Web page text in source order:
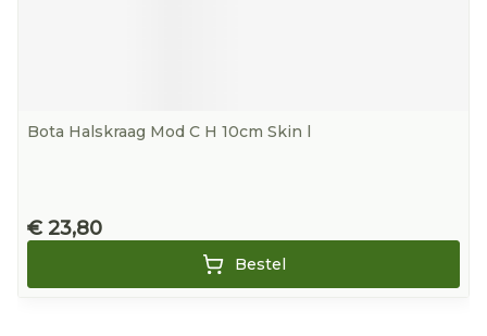
Bota Halskraag Mod C H 10cm Skin l
€ 23,80
Bestel